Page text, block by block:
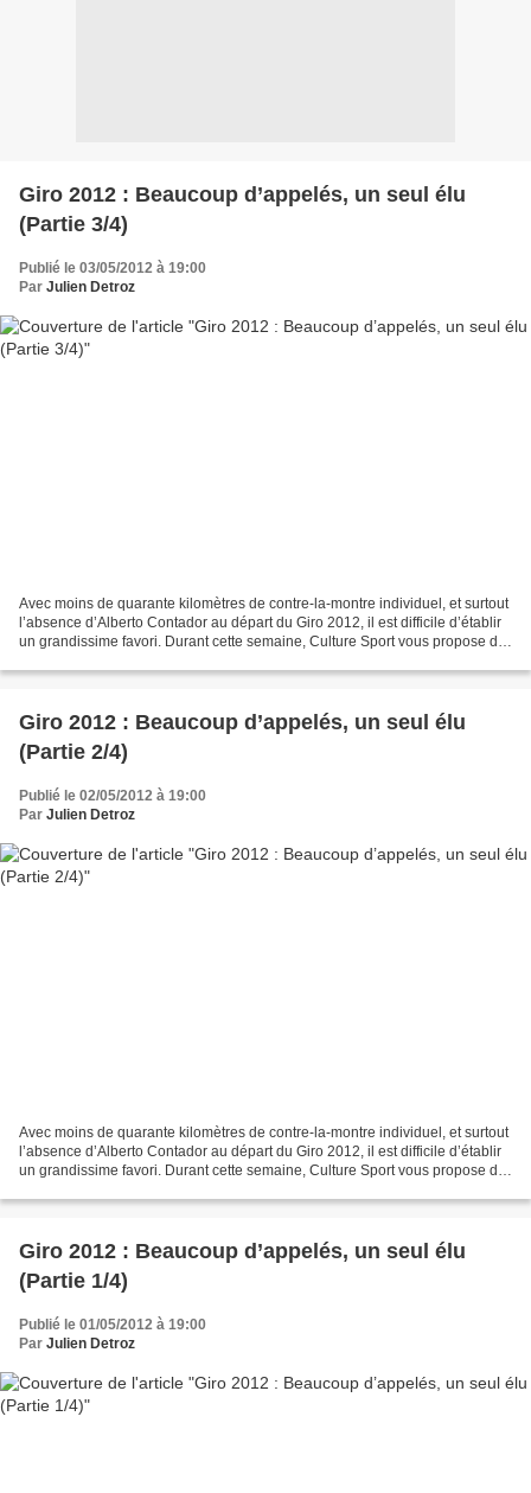
Giro 2012 : Beaucoup d’appelés, un seul élu
(Partie 3/4)
Publié le 03/05/2012 à 19:00
Par Julien Detroz
Avec moins de quarante kilomètres de contre-la-montre individuel, et surtout
l’absence d’Alberto Contador au départ du Giro 2012, il est difficile d’établir
un grandissime favori. Durant cette semaine, Culture Sport vous propose de
Giro 2012 : Beaucoup d’appelés, un seul élu
(Partie 2/4)
Publié le 02/05/2012 à 19:00
Par Julien Detroz
Avec moins de quarante kilomètres de contre-la-montre individuel, et surtout
l’absence d’Alberto Contador au départ du Giro 2012, il est difficile d’établir
un grandissime favori. Durant cette semaine, Culture Sport vous propose de
Giro 2012 : Beaucoup d’appelés, un seul élu
(Partie 1/4)
Publié le 01/05/2012 à 19:00
Par Julien Detroz